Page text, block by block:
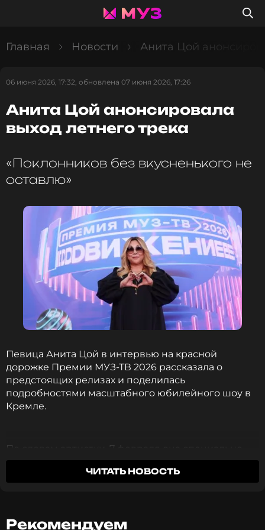
Главная Новости Анита Цой
06 июня 2026, 17:32, обновлена 07 июня 2026, 17:26
Анита Цой анонсировала
выход летнего трека
«Поклонников без вкусненького не
оставлю»
Певица Анита Цой в интервью на красной
дорожке Премии МУЗ-ТВ 2026 рассказала о
предстоящих релизах и поделилась
подробностями масштабного юбилейного шоу в
Кремле.
По словам артистки, 7 февраля она специально
написала дуэтные композиции для близких
друзей — Григория Лепса, Люси Чеботиной, Зары,
призналась: два дня праздника дались ей
ЧИТАТЬ НОВОСТЬ
Рекомендуем